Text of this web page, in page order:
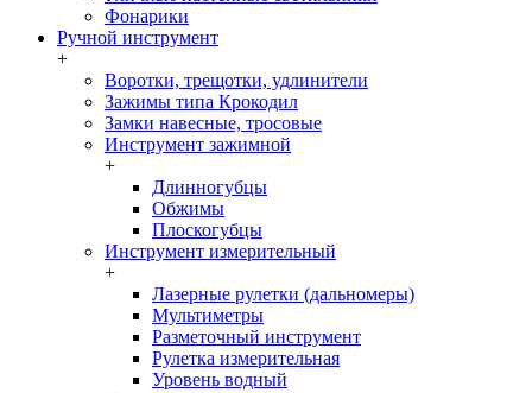
Фонарики
Ручной инструмент
+
Воротки, трещотки, удлинители
Зажимы типа Крокодил
Замки навесные, тросовые
Инструмент зажимной
+
Длинногубцы
Обжимы
Плоскогубцы
Инструмент измерительный
+
Лазерные рулетки (дальномеры)
Мультиметры
Разметочный инструмент
Рулетка измерительная
Уровень водный